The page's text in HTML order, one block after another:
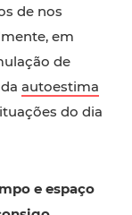
de nos
em
de
autoestima
do dia
e espaço